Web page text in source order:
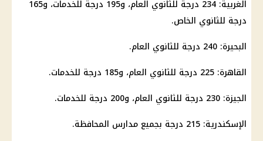
الغربية: 234 درجة للثانوي العام، و195 درجة للخدمات، و165
درجة للثانوي الخاص.
البحيرة: 240 درجة للثانوي العام.
القاهرة: 225 درجة للثانوي العام، و185 درجة للخدمات.
الجيزة: 230 درجة للثانوي العام، و200 درجة للخدمات.
الإسكندرية: 215 درجة بجميع مدارس المحافظة.